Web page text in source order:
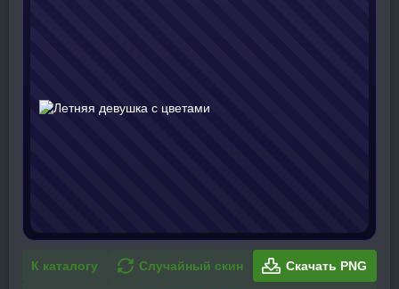
К каталогу Случайный скин Скачать PNG